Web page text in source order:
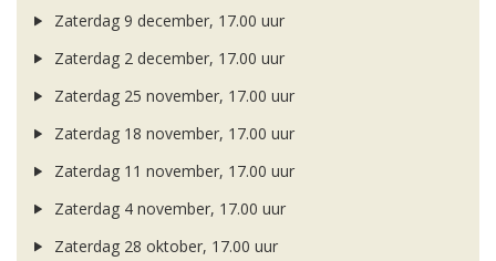
Zaterdag 9 december, 17.00 uur
Zaterdag 2 december, 17.00 uur
Zaterdag 25 november, 17.00 uur
Zaterdag 18 november, 17.00 uur
Zaterdag 11 november, 17.00 uur
Zaterdag 4 november, 17.00 uur
Zaterdag 28 oktober, 17.00 uur